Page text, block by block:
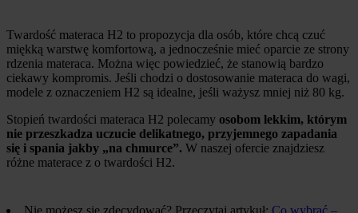
Twardość materaca H2 to propozycja dla osób, które chcą czuć
miękką warstwę komfortową, a jednocześnie mieć oparcie ze strony
rdzenia materaca. Można więc powiedzieć, że stanowią bardzo
ciekawy kompromis. Jeśli chodzi o dostosowanie materaca do wagi,
modele z oznaczeniem H2 są idealne, jeśli ważysz mniej niż 80 kg.
Stopień twardości materaca H2 polecamy osobom lekkim, którym
nie przeszkadza uczucie delikatnego, przyjemnego zapadania
się i spania jakby „na chmurce”. W naszej ofercie znajdziesz
różne materace z o twardości H2.